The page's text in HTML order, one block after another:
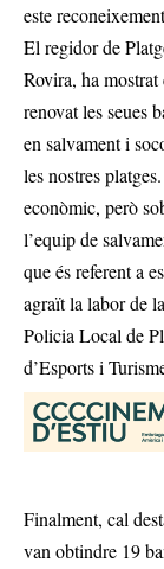
este
El regidor de
Rovira, ha
renovat les seues
en salvament i
les nostres
econòmic, però
l’equip de
que és referent a
agraït la labor de
Policia Local de
d’Esports i
Finalment, cal
van obtindre 19